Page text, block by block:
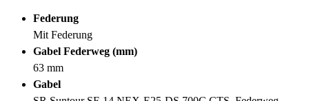
Federung
Mit Federung
Gabel Federweg (mm)
63 mm
Gabel